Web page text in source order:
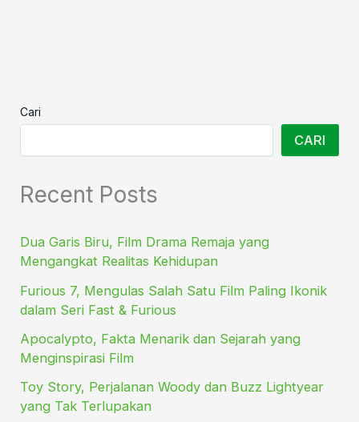
Cari
CARI
Recent Posts
Dua Garis Biru, Film Drama Remaja yang
Mengangkat Realitas Kehidupan
Furious 7, Mengulas Salah Satu Film Paling Ikonik
dalam Seri Fast & Furious
Apocalypto, Fakta Menarik dan Sejarah yang
Menginspirasi Film
Toy Story, Perjalanan Woody dan Buzz Lightyear
yang Tak Terlupakan